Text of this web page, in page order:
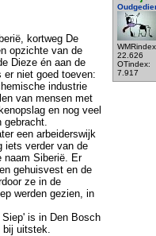
22.626
OTindex:
7.917
kortweg De
opzichte van de
Dieze én aan de
er niet goed toeven:
industrie
van mensen met
en nog veel
gebracht.
een arbeiderswijk
iets verder van de
naam Siberië. Er
gehuisvest en de
ze in de
werden gezien, in
is in Den Bosch
bij uitstek.